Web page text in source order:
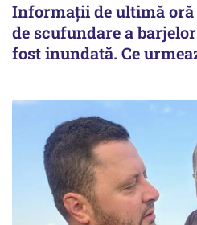
Informații de ultimă oră
de scufundare a
fost inundată. Ce